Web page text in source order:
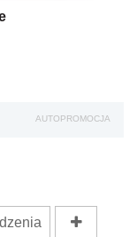
AUTOPROMOCJA